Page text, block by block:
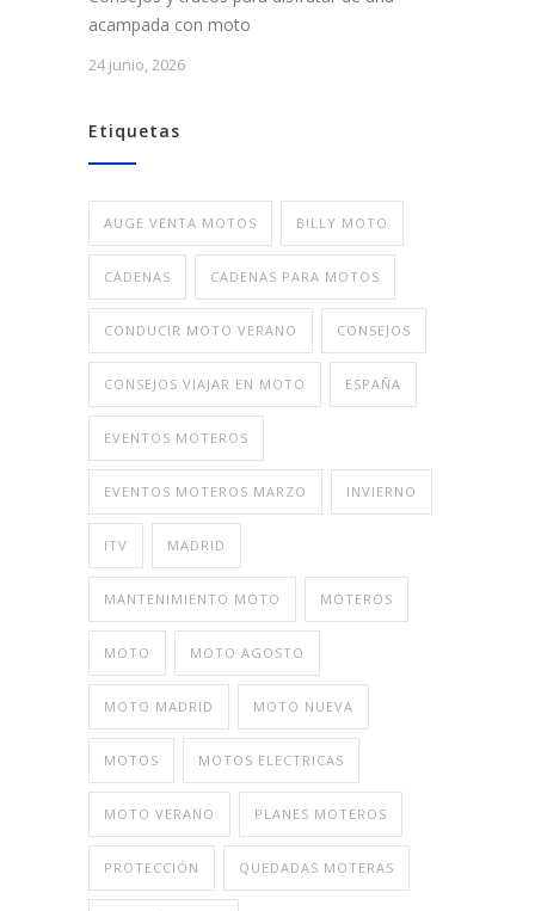
acampada con moto
24 junio, 2026
Etiquetas
AUGE VENTA MOTOS BILLY MOTO
CADENAS CADENAS PARA MOTOS
CONDUCIR MOTO VERANO CONSEJOS
CONSEJOS VIAJAR EN MOTO ESPAÑA
EVENTOS MOTEROS
EVENTOS MOTEROS MARZO INVIERNO
ITV MADRID
MANTENIMIENTO MOTO MOTEROS
MOTO MOTO AGOSTO
MOTO MADRID MOTO NUEVA
MOTOS MOTOS ELECTRICAS
MOTO VERANO PLANES MOTEROS
PROTECCIÓN QUEDADAS MOTERAS